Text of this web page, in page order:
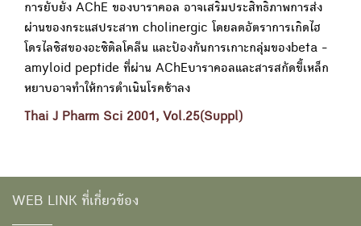
การยับยั้ง AChE ของบาราคอล อาจเสริมประสิทธิภาพการส่ง
ผ่านของกระแสประสาท cholinergic โดยลดอัตราการเกิดไฮ
โดรไลซิสของอะซิติลโคลีน และป้องกันการเกาะกลุ่มของbeta -
amyloid peptide ที่ผ่าน AChEบาราคอลและสารสกัดขี้เหล็ก
หยาบอาจทำให้การดำเนินโรคช้าลง
Thai J Pharm Sci 2001, Vol.25(Suppl)
WEB LINK ที่เกี่ยวข้อง